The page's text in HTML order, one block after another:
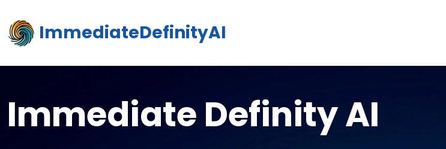
ImmediateDefinityAI
Immediate Definity AI